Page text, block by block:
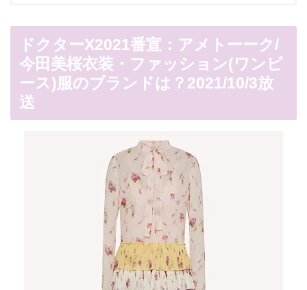
ドクターX2021番宣：アメトーーク/
今田美桜衣装・ファッション(ワンピ
ース)服のブランドは？2021/10/3放
送